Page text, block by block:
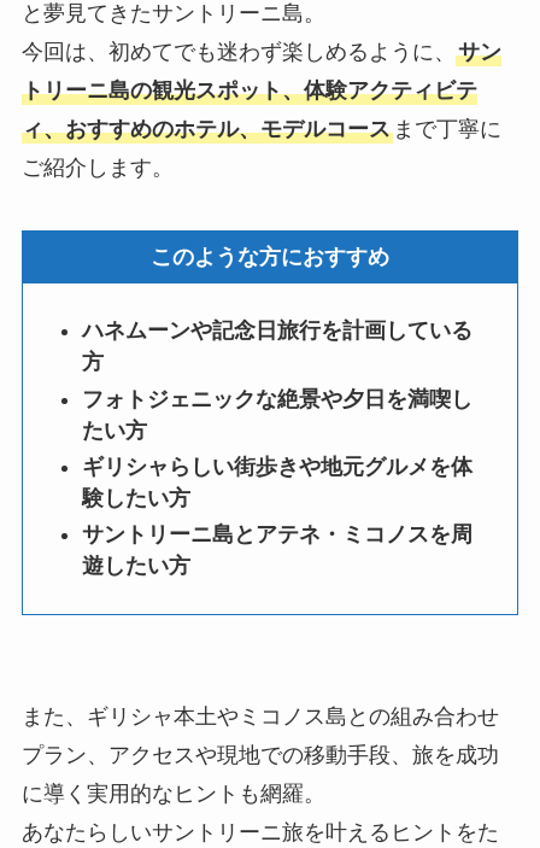
と夢見てきたサントリーニ島。
今回は、初めてでも迷わず楽しめるように、 サン
トリーニ島の観光スポット、体験アクティビテ
ィ、おすすめのホテル、モデルコースまで丁寧に
ご紹介します。
このような方におすすめ
ハネムーンや記念日旅行を計画している
方
フォトジェニックな絶景や夕日を満喫し
たい方
ギリシャらしい街歩きや地元グルメを体
験したい方
サントリーニ島とアテネ・ミコノスを周
遊したい方
また、ギリシャ本土やミコノス島との組み合わせ
プラン、アクセスや現地での移動手段、旅を成功
に導く実用的なヒントも網羅。
あなたらしいサントリーニ旅を叶えるヒントをた